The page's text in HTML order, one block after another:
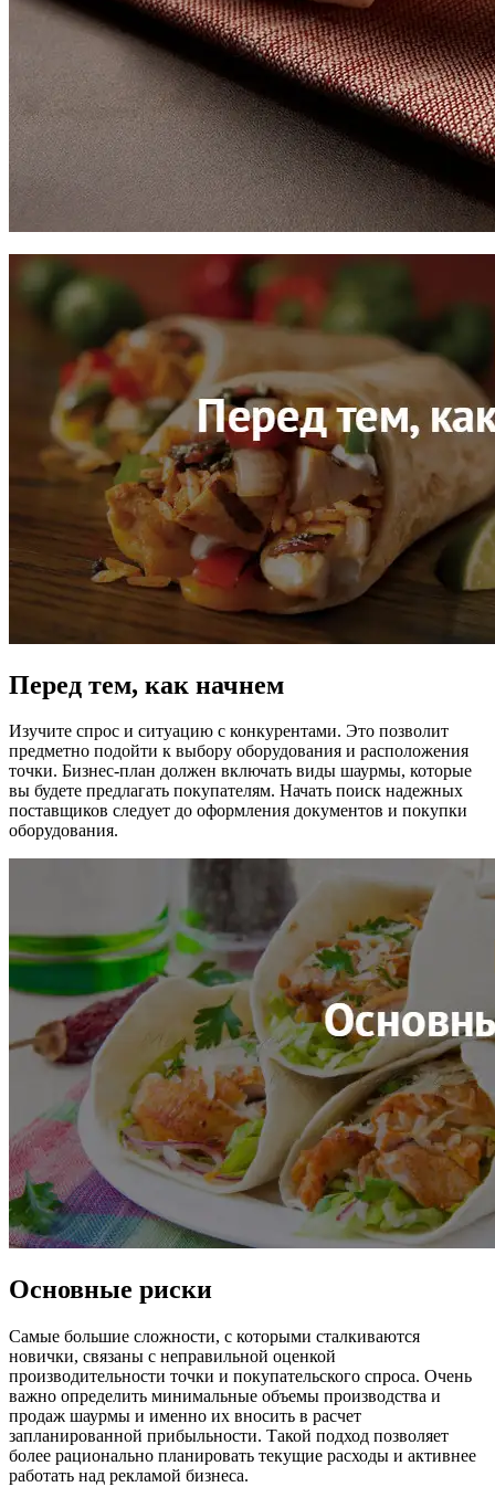
Перед тем, как начнем
Изучите спрос и ситуацию с конкурентами. Это позволит
предметно подойти к выбору оборудования и расположения
точки. Бизнес-план должен включать виды шаурмы, которые
вы будете предлагать покупателям. Начать поиск надежных
поставщиков следует до оформления документов и покупки
оборудования.
Основные риски
Самые большие сложности, с которыми сталкиваются
новички, связаны с неправильной оценкой
производительности точки и покупательского спроса. Очень
важно определить минимальные объемы производства и
продаж шаурмы и именно их вносить в расчет
запланированной прибыльности. Такой подход позволяет
более рационально планировать текущие расходы и активнее
работать над рекламой бизнеса.